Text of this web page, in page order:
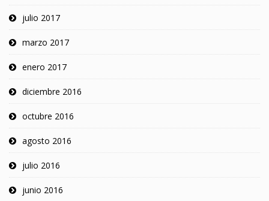
julio 2017
marzo 2017
enero 2017
diciembre 2016
octubre 2016
agosto 2016
julio 2016
junio 2016